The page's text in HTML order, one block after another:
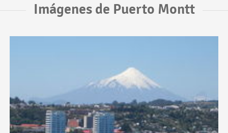
Imágenes de Puerto Montt